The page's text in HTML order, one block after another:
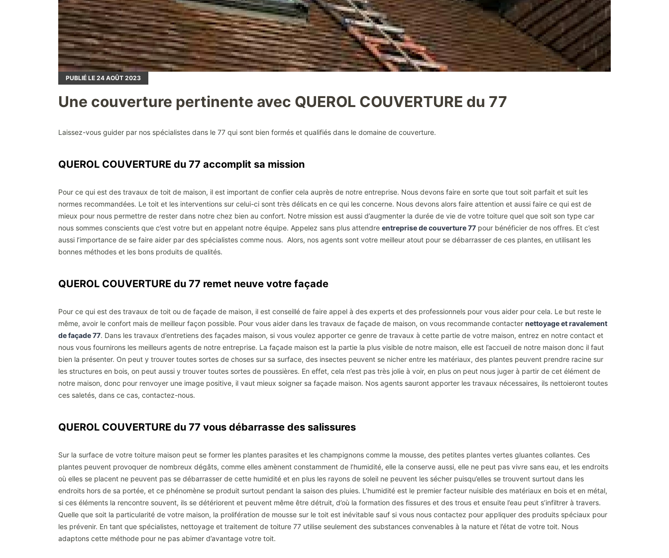
PUBLIÉ LE 24 AOÛT 2023
Une couverture pertinente avec QUEROL COUVERTURE du 77
Laissez-vous guider par nos spécialistes dans le 77 qui sont bien formés et qualifiés dans le domaine de couverture.
QUEROL COUVERTURE du 77 accomplit sa mission
Pour ce qui est des travaux de toit de maison, il est important de confier cela auprès de notre entreprise. Nous devons faire en sorte que tout soit parfait et suit les
normes recommandées. Le toit et les interventions sur celui-ci sont très délicats en ce qui les concerne. Nous devons alors faire attention et aussi faire ce qui est de
mieux pour nous permettre de rester dans notre chez bien au confort. Notre mission est aussi d’augmenter la durée de vie de votre toiture quel que soit son type car
nous sommes conscients que c’est votre but en appelant notre équipe. Appelez sans plus attendre entreprise de couverture 77 pour bénéficier de nos offres. Et c’est
aussi l’importance de se faire aider par des spécialistes comme nous. Alors, nos agents sont votre meilleur atout pour se débarrasser de ces plantes, en utilisant les
bonnes méthodes et les bons produits de qualités.
QUEROL COUVERTURE du 77 remet neuve votre façade
Pour ce qui est des travaux de toit ou de façade de maison, il est conseillé de faire appel à des experts et des professionnels pour vous aider pour cela. Le but reste le
même, avoir le confort mais de meilleur façon possible. Pour vous aider dans les travaux de façade de maison, on vous recommande contacter nettoyage et ravalement
de façade 77. Dans les travaux d’entretiens des façades maison, si vous voulez apporter ce genre de travaux à cette partie de votre maison, entrez en notre contact et
nous vous fournirons les meilleurs agents de notre entreprise. La façade maison est la partie la plus visible de notre maison, elle est l’accueil de notre maison donc il faut
bien la présenter. On peut y trouver toutes sortes de choses sur sa surface, des insectes peuvent se nicher entre les matériaux, des plantes peuvent prendre racine sur
les structures en bois, on peut aussi y trouver toutes sortes de poussières. En effet, cela n’est pas très jolie à voir, en plus on peut nous juger à partir de cet élément de
notre maison, donc pour renvoyer une image positive, il vaut mieux soigner sa façade maison. Nos agents sauront apporter les travaux nécessaires, ils nettoieront toutes
ces saletés, dans ce cas, contactez-nous.
QUEROL COUVERTURE du 77 vous débarrasse des salissures
Sur la surface de votre toiture maison peut se former les plantes parasites et les champignons comme la mousse, des petites plantes vertes gluantes collantes. Ces
plantes peuvent provoquer de nombreux dégâts, comme elles amènent constamment de l’humidité, elle la conserve aussi, elle ne peut pas vivre sans eau, et les endroits
où elles se placent ne peuvent pas se débarrasser de cette humidité et en plus les rayons de soleil ne peuvent les sécher puisqu’elles se trouvent surtout dans les
endroits hors de sa portée, et ce phénomène se produit surtout pendant la saison des pluies. L’humidité est le premier facteur nuisible des matériaux en bois et en métal,
si ces éléments la rencontre souvent, ils se détériorent et peuvent même être détruit, d’où la formation des fissures et des trous et ensuite l’eau peut s’infiltrer à travers.
Quelle que soit la particularité de votre maison, la prolifération de mousse sur le toit est inévitable sauf si vous nous contactez pour appliquer des produits spéciaux pour
les prévenir. En tant que spécialistes, nettoyage et traitement de toiture 77 utilise seulement des substances convenables à la nature et l’état de votre toit. Nous
adaptons cette méthode pour ne pas abimer d’avantage votre toit.